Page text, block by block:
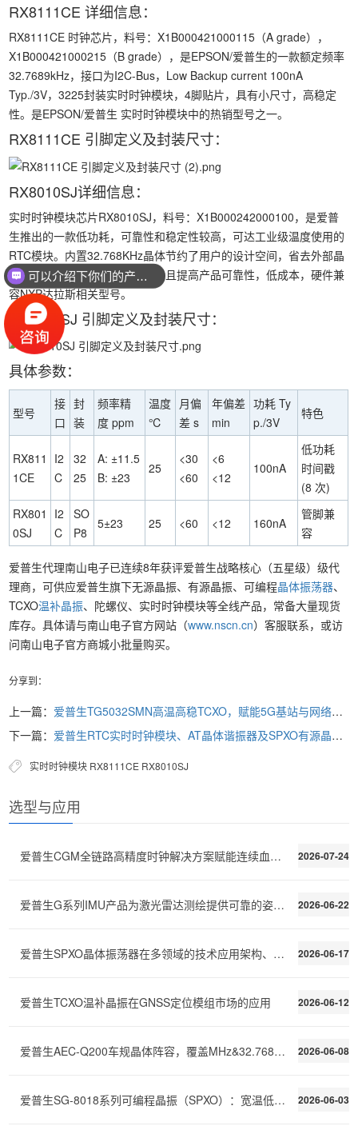
RX8111CE 详细信息：
RX8111CE 时钟芯片，料号：X1B000421000115（A grade），
X1B000421000215（B grade），是EPSON/爱普生的一款额定频率
32.7689kHz，接口为I2C-Bus，Low Backup current 100nA
Typ./3V，3225封装实时时钟模块，4脚贴片，具有小尺寸，高稳定
性。是EPSON/爱普生 实时时钟模块中的热销型号之一。
RX8111CE 引脚定义及封装尺寸：
RX8010SJ详细信息：
实时时钟模块芯片RX8010SJ，料号：X1B000242000100，是爱普
生推出的一款低功耗，可靠性和稳定性较高，可达工业级温度使用的
RTC模块。内置32.768KHz晶体节约了用户的设计空间，省去外部晶
体电路匹配测试，大大简化设计且提高产品可靠性，低成本，硬件兼
容NXP达拉斯相关型号。
RX8010SJ 引脚定义及封装尺寸：
具体参数：
型号
接
口
封
装
频率精
度 ppm
温度
℃
月偏
差 s
年偏差
min
功耗 Ty
p./3V
特色
RX811
1CE
I2
C
32
25
A: ±11.5
B: ±23
25
<30
<60
<6
<12
100nA
低功耗
时间戳
(8 次)
RX801
0SJ
I2
C
SO
P8
5±23 25 <60 <12 160nA
管脚兼
容
爱普生代理南山电子已连续8年获评爱普生战略核心（五星级）级代
理商，可供应爱普生旗下无源晶振、有源晶振、可编程晶体振荡器、
TCXO温补晶振、陀螺仪、实时时钟模块等全线产品，常备大量现货
库存。具体请与南山电子官方网站（www.nscn.cn）客服联系，或访
问南山电子官方商城小批量购买。
分享到：
上一篇： 爱普生TG5032SMN高温高稳TCXO，赋能5G基站与网络同步
下一篇： 爱普生RTC实时时钟模块、AT晶体谐振器及SPXO有源晶振产品赋能智能座舱域控制器
实时时钟模块 RX8111CE RX8010SJ
选型与应用
2026-07-24
爱普生CGM全链路高精度时钟解决方案赋能连续血糖监测C
2026-06-22
爱普生G系列IMU产品为激光雷达测绘提供可靠的姿态稳定
2026-06-17
爱普生SPXO晶体振荡器在多领域的技术应用架构、性能需
2026-06-12
爱普生TCXO温补晶振在GNSS定位模组市场的应用
2026-06-08
爱普生AEC-Q200车规晶体阵容，覆盖MHz&32.768kHz全场景
2026-06-03
爱普生SG-8018系列可编程晶振（SPXO）：宽温低功耗，快速交付